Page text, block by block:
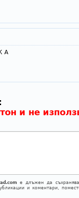
А
и не
е длъжен да
и коментари,